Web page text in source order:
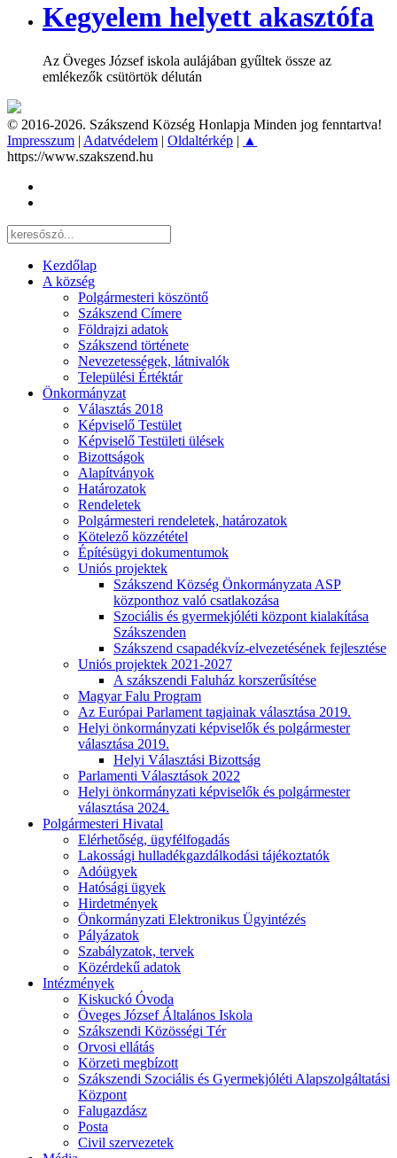
Kegyelem helyett akasztófa
Az Öveges József iskola aulájában gyűltek össze az
emlékezők csütörtök délután
© 2016-2026. Szákszend Község Honlapja Minden jog fenntartva!
Impresszum | Adatvédelem | Oldaltérkép | ▲
https://www.szakszend.hu
Kezdőlap
A község
Polgármesteri köszöntő
Szákszend Címere
Földrajzi adatok
Szákszend története
Nevezetességek, látnivalók
Települési Értéktár
Önkormányzat
Választás 2018
Képviselő Testület
Képviselő Testületi ülések
Bizottságok
Alapítványok
Határozatok
Rendeletek
Polgármesteri rendeletek, határozatok
Kötelező közzététel
Építésügyi dokumentumok
Uniós projektek
Szákszend Község Önkormányzata ASP
központhoz való csatlakozása
Szociális és gyermekjóléti központ kialakítása
Szákszenden
Szákszend csapadékvíz-elvezetésének fejlesztése
Uniós projektek 2021-2027
A szákszendi Faluház korszerűsítése
Magyar Falu Program
Az Európai Parlament tagjainak választása 2019.
Helyi önkormányzati képviselők és polgármester
választása 2019.
Helyi Választási Bizottság
Parlamenti Választások 2022
Helyi önkormányzati képviselők és polgármester
választása 2024.
Polgármesteri Hivatal
Elérhetőség, ügyfélfogadás
Lakossági hulladékgazdálkodási tájékoztatók
Adóügyek
Hatósági ügyek
Hirdetmények
Önkormányzati Elektronikus Ügyintézés
Pályázatok
Szabályzatok, tervek
Közérdekű adatok
Intézmények
Kiskuckó Óvoda
Öveges József Általános Iskola
Szákszendi Közösségi Tér
Orvosi ellátás
Körzeti megbízott
Szákszendi Szociális és Gyermekjóléti Alapszolgáltatási
Központ
Falugazdász
Posta
Civil szervezetek